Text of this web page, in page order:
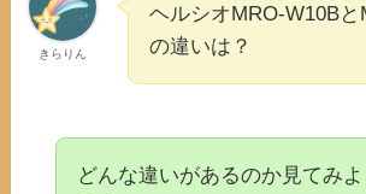
きらりん
ヘルシオMRO-W10Bと
の違いは？
どんな違いがあるのか見てみよ